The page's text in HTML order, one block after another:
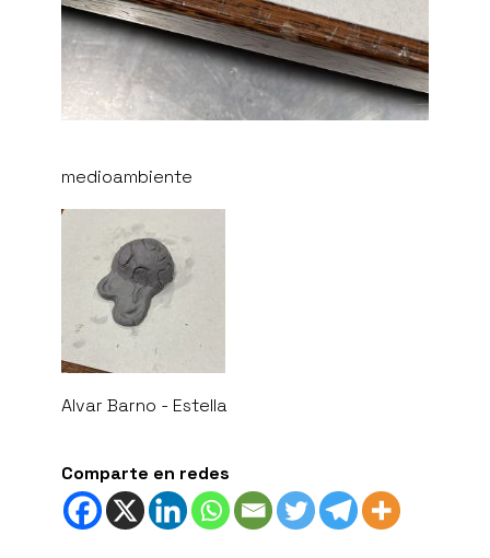
medioambiente
Alvar Barno - Estella
Comparte en redes